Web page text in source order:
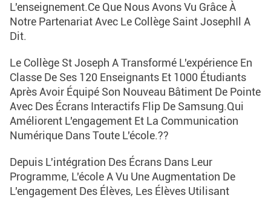
L'enseignement.Ce Que Nous Avons Vu Grâce À
Notre Partenariat Avec Le Collège Saint JosephIl A
Dit.
Le Collège St Joseph A Transformé L'expérience En
Classe De Ses 120 Enseignants Et 1000 Étudiants
Après Avoir Équipé Son Nouveau Bâtiment De Pointe
Avec Des Écrans Interactifs Flip De Samsung.qui
Améliorent L'engagement Et La Communication
Numérique Dans Toute L'école.??
Depuis L'intégration Des Écrans Dans Leur
Programme, L'école A Vu Une Augmentation De
L'engagement Des Élèves, Les Élèves Utilisant